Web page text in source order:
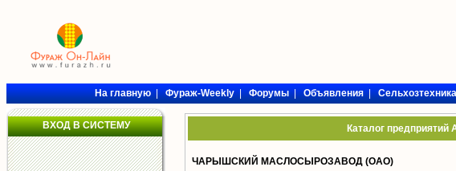
На главную|Фураж-Weekly|Форумы|Объявления|Сельхозтехника
ВХОД В СИСТЕМУ Каталог предприятий
ЧАРЫШСКИЙ МАСЛОСЫРОЗАВОД (ОАО)